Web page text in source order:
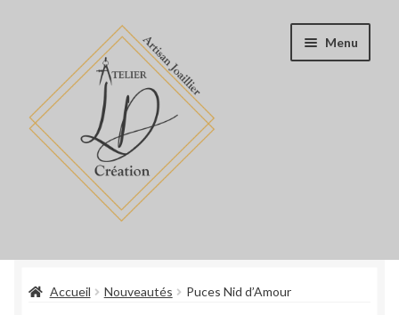
navigation
contenu
Menu
Boutique
Accueil Nouveautés Puces Nid d’Amour